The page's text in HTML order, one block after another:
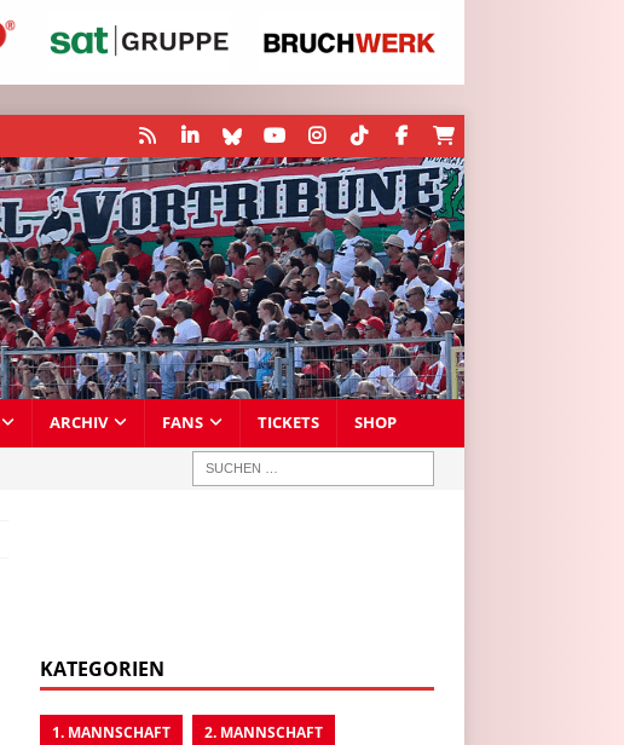
ARCHIV FANS TICKETS SHOP
KATEGORIEN
1. MANNSCHAFT 2. MANNSCHAFT